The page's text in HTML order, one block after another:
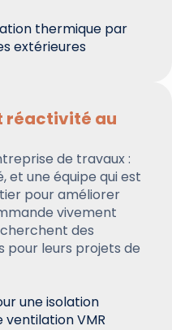
thermique par
extérieures
réactivité au
de travaux :
et une équipe qui est
pour améliorer
vivement
des
pour leurs projets de
une isolation
VMR